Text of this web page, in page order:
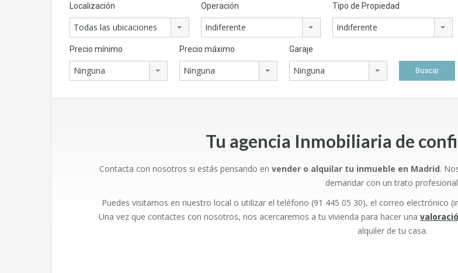
Localización
Todas las ubicaciones
Operación
Indiferente
Tipo de Propiedad
Indiferente
Precio mínimo
Ninguna
Precio máximo
Ninguna
Garaje
Ninguna
Tu agencia Inmobiliaria de
Contacta con nosotros si estás pensando en vender o alquilar tu inmueble en Madrid.
demandar con un trato
Puedes visitarnos en nuestro local o utilizar el teléfono (91 445 05 30), el correo electrónico
Una vez que contactes con nosotros, nos acercaremos a tu vivienda para hacer una
alquiler de tu casa.